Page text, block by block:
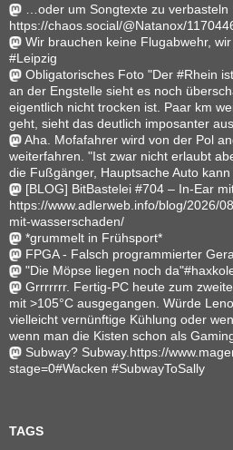
…oder um Songtexte zu
https://chaos.social/@Natanox/
Wir brauchen keine Flugabwehr,
#Leipzig
Obligatorisches Foto "Der #Rhein
an der Engstelle sieht es noch
eigentlich nicht trocken ist. Paar km
geht, sieht das deutlich imposanter
Aha. Mofafahrer wird von der Pol
weiterfahren. "Ist zwar nicht erlaubt
die Fußgänger, Hauptsache Auto kann
[BLOG] BitBastelei #704 – In-Ear
https://www.adlerweb.info/blog/2026/
mit-wasserschaden/
*grummelt in Frühsport*
FPGA - Falsch programmierter
"Die Möpse liegen noch
Grrrrrrr. Fertig-PC heute zum
mit >105°C ausgegangen. Würde
vielleicht vernünftige Kühlung oder
wenn man die Kisten schon als
Subway? Subway.https://
stage=0#Wacken #SubwayToSally
TAGS